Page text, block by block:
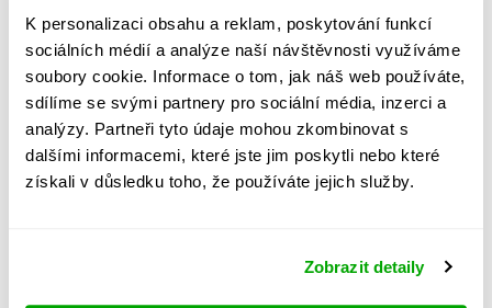
K personalizaci obsahu a reklam, poskytování funkcí
sociálních médií a analýze naší návštěvnosti využíváme
soubory cookie. Informace o tom, jak náš web používáte,
sdílíme se svými partnery pro sociální média, inzerci a
analýzy. Partneři tyto údaje mohou zkombinovat s
dalšími informacemi, které jste jim poskytli nebo které
získali v důsledku toho, že používáte jejich služby.
Zobrazit detaily
Město
PSČ
Stát